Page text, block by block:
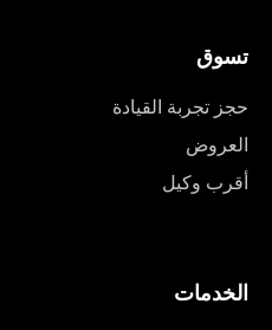
تسوق
حجز تجربة القيادة
العروض
أقرب وكيل
الخدمات